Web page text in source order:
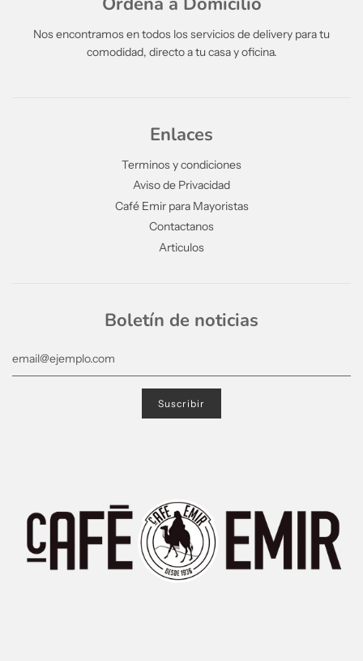
Nos encontramos en todos los servicios de delivery para tu
comodidad, directo a tu casa y oficina.
Enlaces
Terminos y condiciones
Aviso de Privacidad
Café Emir para Mayoristas
Contactanos
Articulos
Boletín de noticias